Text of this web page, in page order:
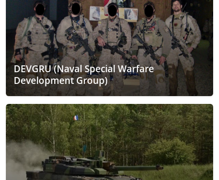
DEVGRU (Naval Special Warfare
Development Group)